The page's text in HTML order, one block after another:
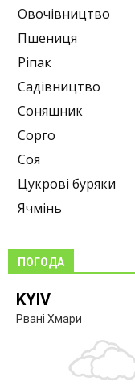
Овочівництво
Пшениця
Ріпак
Садівництво
Соняшник
Сорго
Соя
Цукрові буряки
Ячмінь
ПОГОДА
KYIV
Рвані Хмари